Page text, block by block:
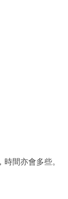
間亦會多些。